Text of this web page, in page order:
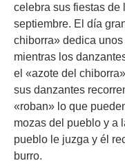
celebra sus fiestas
septiembre. El día
chiborra» dedica
mientras los
el «azote del
sus danzantes
«roban» lo que
mozas del pueblo y a
pueblo le juzga y él
burro.